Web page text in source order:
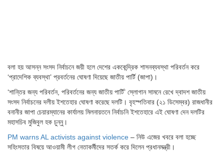
বলা হয় আসন্ন সংসদ নির্বাচনে জয়ী হলে দেশের এককেন্দ্রিক শাসনব্যবস্থা পরিবর্তন করে
‘প্রাদেশিক ব্যবস্থা’ প্রবর্তনের ঘোষণা দিয়েছে জাতীয় পার্টি (জাপা)।
‘শান্তির জন্য পরিবর্তন, পরিবর্তনের জন্য জাতীয় পার্টি’ স্লোগান সামনে রেখে দ্বাদশ জাতীয়
সংসদ নির্বাচনের দলীয় ইশতেহার ঘোষণা করেছে দলটি। বৃহস্পতিবার (২১ ডিসেম্বর) রাজধানীর
বনানীর জাপা চেয়ারম্যানের কার্যালয় মিলনায়তনে নির্বাচনি ইশতেহারে এই ঘোষণা দেন দলটির
মহাসচিব মুজিবুল হক চুন্নু।
PM warns AL activists against violence – নিউ এজের খবরে বলা হচ্ছে
সহিংসতার বিষয়ে আওয়ামী লীগ নেতাকর্মীদের সতর্ক করে দিলেন প্রধানমন্ত্রী।